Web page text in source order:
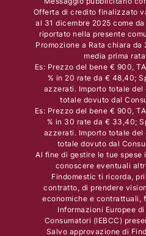
Offerta di credito finalizzato
al 31 dicembre 2025 come
riportato nella presente
Promozione a Rata chiara
media prima
Es: Prezzo del bene € 900,
% in 20 rate da € 48,40;
azzerati. Importo totale
totale dovuto dal
Es: Prezzo del bene € 900,
% in 30 rate da € 33,40;
azzerati. Importo totale
totale dovuto dal
Al fine di gestire le tue spese
conoscere eventuali
Findomestic ti ricorda,
contratto, di prendere
economiche e contrattuali,
Informazioni Europee
Consumatori (IEBCC)
Salvo approvazione di